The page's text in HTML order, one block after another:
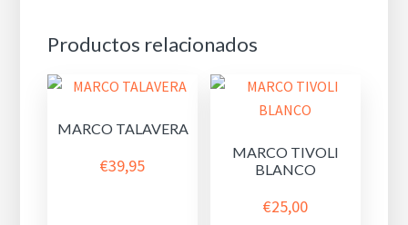
Productos relacionados
MARCO TALAVERA
€39,95
MARCO TIVOLI
BLANCO
€25,00